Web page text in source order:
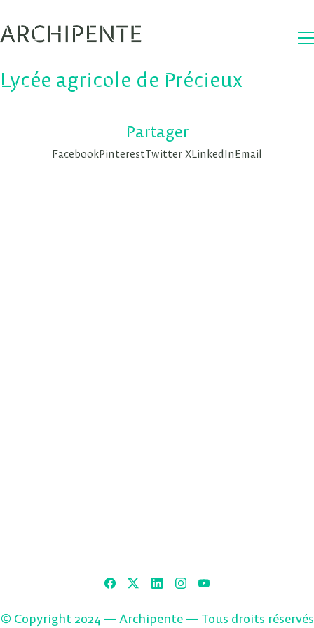
Lycée agricole de Précieux
Partager
FacebookPinterestTwitter XLinkedInEmail
© Copyright 2024 — Archipente — Tous droits réservés